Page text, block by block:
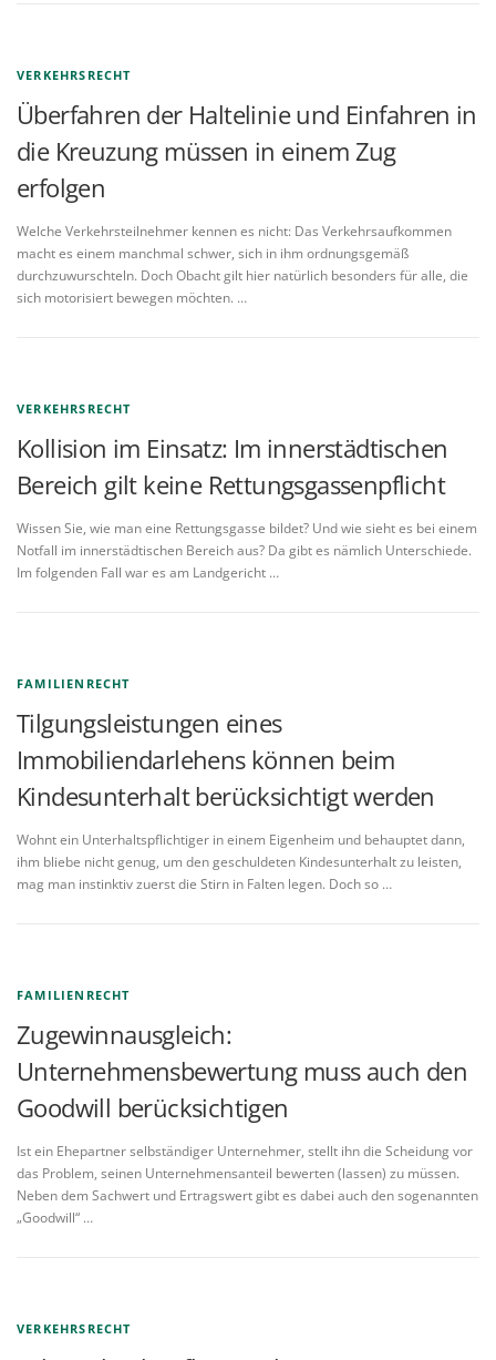
VERKEHRSRECHT
Überfahren der Haltelinie und Einfahren in
die Kreuzung müssen in einem Zug
erfolgen
Welche Verkehrsteilnehmer kennen es nicht: Das Verkehrsaufkommen
macht es einem manchmal schwer, sich in ihm ordnungsgemäß
durchzuwurschteln. Doch Obacht gilt hier natürlich besonders für alle, die
sich motorisiert bewegen möchten. …
VERKEHRSRECHT
Kollision im Einsatz: Im innerstädtischen
Bereich gilt keine Rettungsgassenpflicht
Wissen Sie, wie man eine Rettungsgasse bildet? Und wie sieht es bei einem
Notfall im innerstädtischen Bereich aus? Da gibt es nämlich Unterschiede.
Im folgenden Fall war es am Landgericht …
FAMILIENRECHT
Tilgungsleistungen eines
Immobiliendarlehens können beim
Kindesunterhalt berücksichtigt werden
Wohnt ein Unterhaltspflichtiger in einem Eigenheim und behauptet dann,
ihm bliebe nicht genug, um den geschuldeten Kindesunterhalt zu leisten,
mag man instinktiv zuerst die Stirn in Falten legen. Doch so …
FAMILIENRECHT
Zugewinnausgleich:
Unternehmensbewertung muss auch den
Goodwill berücksichtigen
Ist ein Ehepartner selbständiger Unternehmer, stellt ihn die Scheidung vor
das Problem, seinen Unternehmensanteil bewerten (lassen) zu müssen.
Neben dem Sachwert und Ertragswert gibt es dabei auch den sogenannten
„Goodwill“ …
VERKEHRSRECHT